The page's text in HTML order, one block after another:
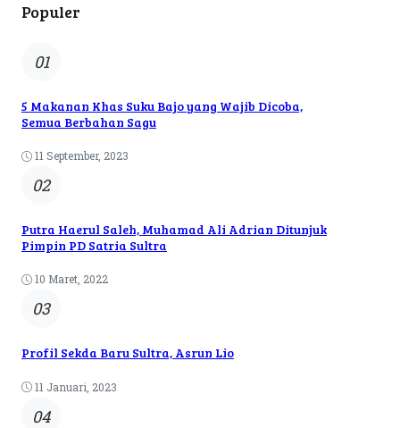
Populer
01
5 Makanan Khas Suku Bajo yang Wajib Dicoba,
Semua Berbahan Sagu
11 September, 2023
02
Putra Haerul Saleh, Muhamad Ali Adrian Ditunjuk
Pimpin PD Satria Sultra
10 Maret, 2022
03
Profil Sekda Baru Sultra, Asrun Lio
11 Januari, 2023
04